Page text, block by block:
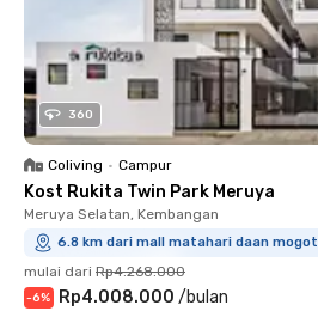
360
Coliving • Campur
Kost Rukita Twin Park Meruya
Meruya Selatan, Kembangan
6.8 km dari mall matahari daan mogot
mulai dari Rp4.268.000
-6% Rp4.008.000 /bulan